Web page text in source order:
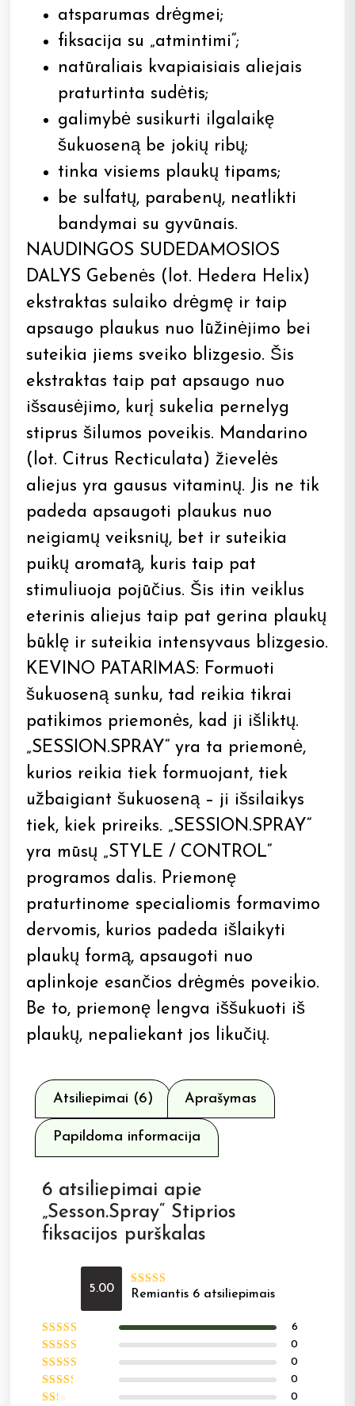
atsparumas drėgmei;
fiksacija su „atmintimi“;
natūraliais kvapiaisiais aliejais
praturtinta sudėtis;
galimybė susikurti ilgalaikę
šukuoseną be jokių ribų;
tinka visiems plaukų tipams;
be sulfatų, parabenų, neatlikti
bandymai su gyvūnais.
NAUDINGOS SUDEDAMOSIOS
DALYS Gebenės (lot. Hedera Helix)
ekstraktas sulaiko drėgmę ir taip
apsaugo plaukus nuo lūžinėjimo bei
suteikia jiems sveiko blizgesio. Šis
ekstraktas taip pat apsaugo nuo
išsausėjimo, kurį sukelia pernelyg
stiprus šilumos poveikis. Mandarino
(lot. Citrus Recticulata) žievelės
aliejus yra gausus vitaminų. Jis ne tik
padeda apsaugoti plaukus nuo
neigiamų veiksnių, bet ir suteikia
puikų aromatą, kuris taip pat
stimuliuoja pojūčius. Šis itin veiklus
eterinis aliejus taip pat gerina plaukų
būklę ir suteikia intensyvaus blizgesio.
KEVINO PATARIMAS: Formuoti
šukuoseną sunku, tad reikia tikrai
patikimos priemonės, kad ji išliktų.
„SESSION.SPRAY“ yra ta priemonė,
kurios reikia tiek formuojant, tiek
užbaigiant šukuoseną – ji išsilaikys
tiek, kiek prireiks. „SESSION.SPRAY“
yra mūsų „STYLE / CONTROL“
programos dalis. Priemonę
praturtinome specialiomis formavimo
dervomis, kurios padeda išlaikyti
plaukų formą, apsaugoti nuo
aplinkoje esančios drėgmės poveikio.
Be to, priemonę lengva iššukuoti iš
plaukų, nepaliekant jos likučių.
Atsiliepimai (6) Aprašymas
Papildoma informacija
6 atsiliepimai apie
„Sesson.Spray“ Stiprios
fiksacijos purškalas
5.00
Įvertinimas:
Remiantis 6 atsiliepimais
Įvertinimas:
6
Įvertinimas:
0
Įvertinimas:
0
Įvertinimas:
0
0